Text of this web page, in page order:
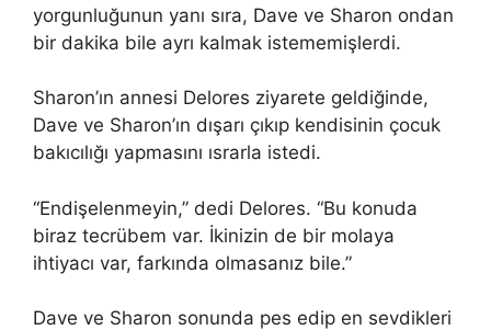
yorgunluğunun yanı sıra, Dave ve Sharon ondan
bir dakika bile ayrı kalmak istememişlerdi.
Sharon’ın annesi Delores ziyarete geldiğinde,
Dave ve Sharon’ın dışarı çıkıp kendisinin çocuk
bakıcılığı yapmasını ısrarla istedi.
“Endişelenmeyin,” dedi Delores. “Bu konuda
biraz tecrübem var. İkinizin de bir molaya
ihtiyacı var, farkında olmasanız bile.”
Dave ve Sharon sonunda pes edip en sevdikleri